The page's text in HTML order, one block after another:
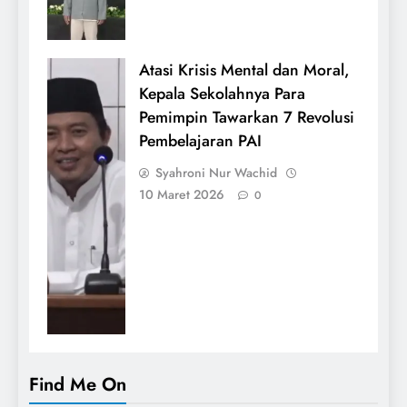
Atasi Krisis Mental dan Moral,
Kepala Sekolahnya Para
Pemimpin Tawarkan 7 Revolusi
Pembelajaran PAI
Syahroni Nur Wachid
10 Maret 2026
0
Find Me On